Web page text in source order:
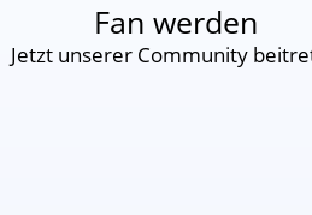
Fan werden
Jetzt unserer Community